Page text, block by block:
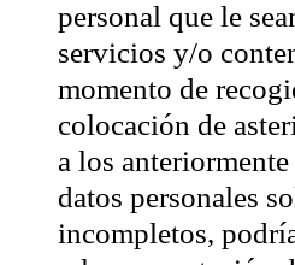
personal que le
servicios y/o
momento de
colocación de
a los
datos personales
incompletos,